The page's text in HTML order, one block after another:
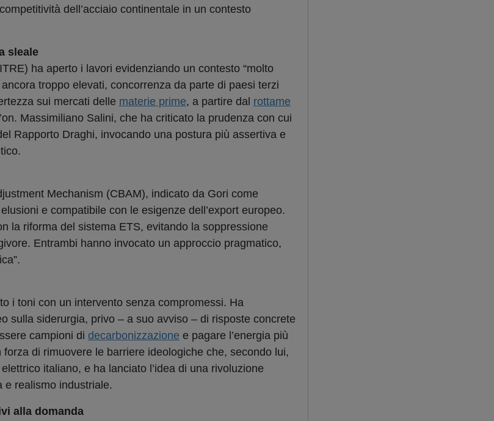
dell’acciaio continentale in un contesto
sleale
ha aperto i lavori evidenziando un contesto “molto
troppo elevati, concorrenza da parte di paesi terzi
sui mercati delle materie prime, a partire dal rottame
Massimiliano Salini, che ha criticato la prudenza con cui
Rapporto Draghi, invocando una postura più assertiva e
Mechanism (CBAM), indicato da Gori come
e compatibile con le esigenze dell’export europeo.
la riforma del sistema ETS, evitando la soppressione
Entrambi hanno invocato un approccio pragmatico,
i toni con un intervento senza compromessi. Ha
sulla siderurgia, privo – a suo avviso – di risposte concrete
campioni di decarbonizzazione e pagare l’energia più
di rimuovere le barriere ideologiche che, secondo lui,
italiano, e ha lanciato l’idea di una rivoluzione
e realismo industriale.
alla domanda